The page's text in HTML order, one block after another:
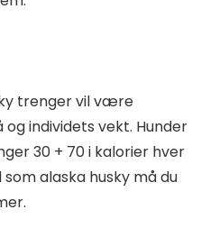
trenger vil være
individets vekt. Hunder
30 + 70 i kalorier hver
alaska husky må du